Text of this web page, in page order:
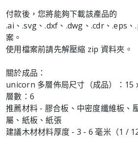
付款後，您將能夠下載該產品的
.ai、.svg、.dxf、.dwg、.cdr、.eps
案。
使用檔案前請先解壓縮 zip 資料夾。
關於成品：
unicorn 多層佈局尺寸（成品）：15
層數：6
推薦材料 - 膠合板、中密度纖維板、
屬、紙板、紙張
建議木材材料厚度 - 3 - 6 毫米（1 /